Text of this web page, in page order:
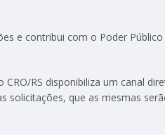
e contribui com o Poder
RS disponibiliza um canal
solicitações, que as mesmas